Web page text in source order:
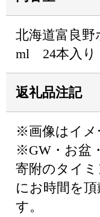
北海道富良
ml 24本入り
返礼品注記
※画像はイメ
※GW・お盆
寄附のタイ
にお時間を
す。